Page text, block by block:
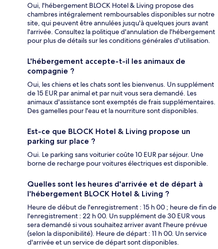
Oui, l'hébergement BLOCK Hotel & Living propose des
chambres intégralement remboursables disponibles sur notre
site, qui peuvent être annulées jusqu'à quelques jours avant
l'arrivée. Consultez la politique d'annulation de l'hébergement
pour plus de détails sur les conditions générales d'utilisation.
L'hébergement accepte-t-il les animaux de
compagnie ?
Oui, les chiens et les chats sont les bienvenus. Un supplément
de 15 EUR par animal et par nuit vous sera demandé. Les
animaux d'assistance sont exemptés de frais supplémentaires.
Des gamelles pour l'eau et la nourriture sont disponibles.
Est-ce que BLOCK Hotel & Living propose un
parking sur place ?
Oui. Le parking sans voiturier coûte 10 EUR par séjour. Une
borne de recharge pour voitures électriques est disponible.
Quelles sont les heures d'arrivée et de départ à
l'hébergement BLOCK Hotel & Living ?
Heure de début de l'enregistrement : 15 h 00 ; heure de fin de
l'enregistrement : 22 h 00. Un supplément de 30 EUR vous
sera demandé si vous souhaitez arriver avant l'heure prévue
(selon la disponibilité). Heure de départ : 11 h 00. Un service
d'arrivée et un service de départ sont disponibles.